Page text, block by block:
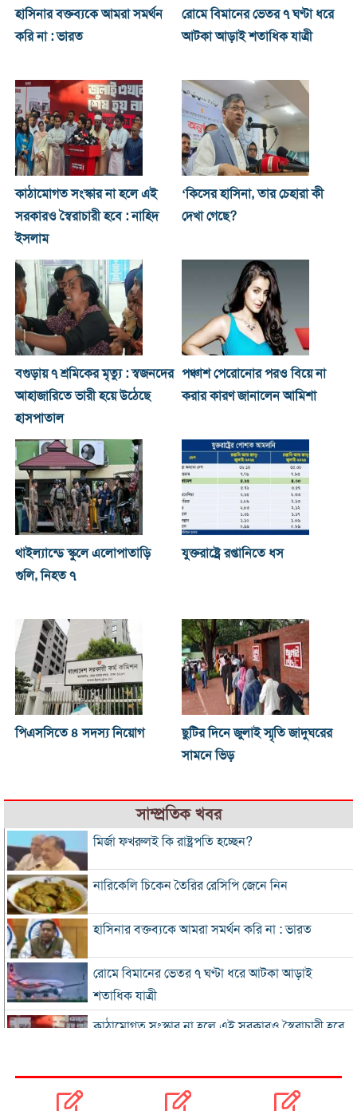
হাসিনার বক্তব্যকে আমরা সমর্থন
করি না : ভারত
রোমে বিমানের ভেতর ৭ ঘণ্টা ধরে
আটকা আড়াই শতাধিক যাত্রী
কাঠামোগত সংস্কার না হলে এই
সরকারও স্বৈরাচারী হবে : নাহিদ
ইসলাম
‘কিসের হাসিনা, তার চেহারা কী
দেখা গেছে?
বগুড়ায় ৭ শ্রমিকের মৃত্যু : স্বজনদের
আহাজারিতে ভারী হয়ে উঠেছে
হাসপাতাল
পঞ্চাশ পেরোনোর পরও বিয়ে না
করার কারণ জানালেন আমিশা
থাইল্যান্ডে স্কুলে এলোপাতাড়ি
গুলি, নিহত ৭
যুক্তরাষ্ট্রে রপ্তানিতে ধস
পিএসসিতে ৪ সদস্য নিয়োগ
ছুটির দিনে জুলাই স্মৃতি জাদুঘরের
সামনে ভিড়
সাম্প্রতিক খবর
মির্জা ফখরুলই কি রাষ্ট্রপতি হচ্ছেন?
নারিকেলি চিকেন তৈরির রেসিপি জেনে নিন
হাসিনার বক্তব্যকে আমরা সমর্থন করি না : ভারত
রোমে বিমানের ভেতর ৭ ঘণ্টা ধরে আটকা আড়াই
শতাধিক যাত্রী
কাঠামোগত সংস্কার না হলে এই সরকারও স্বৈরাচারী হবে
‘কিসের হাসিনা, তার চেহারা কী দেখা গেছে?